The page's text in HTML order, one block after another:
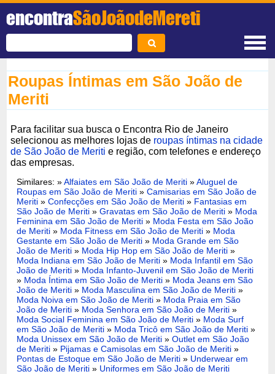
encontraSãoJoãodeMereti
Roupas Íntimas em São João de
Meriti
Para facilitar sua busca o Encontra Rio de Janeiro
selecionou as melhores lojas de roupas íntimas na cidade
de São João de Meriti e região, com telefones e endereço
das empresas.
Similares: »Alfaiates em São João de Meriti »Aluguel de
Roupas em São João de Meriti »Camisarias em São João de
Meriti »Confecções em São João de Meriti » Fantasias em
São João de Meriti »Gravatas em São João de Meriti » Moda
Feminina em São João de Meriti » Moda Festa em São João
de Meriti » Moda Fitness em São João de Meriti » Moda
Gestante em São João de Meriti » Moda Grande em São
João de Meriti » Moda Hip Hop em São João de Meriti »
Moda Indiana em São João de Meriti » Moda Infantil em São
João de Meriti » Moda Infanto-Juvenil em São João de Meriti
» Moda Íntima em São João de Meriti » Moda Jeans em São
João de Meriti » Moda Masculina em São João de Meriti »
Moda Noiva em São João de Meriti » Moda Praia em São
João de Meriti » Moda Senhora em São João de Meriti »
Moda Social Feminina em São João de Meriti » Moda Surf
em São João de Meriti » Moda Tricô em São João de Meriti »
Moda Unissex em São João de Meriti »Outlet em São João
de Meriti » Pijamas e Camisolas em São João de Meriti »
Pontas de Estoque em São João de Meriti » Underwear em
São João de Meriti » Uniformes em São João de Meriti